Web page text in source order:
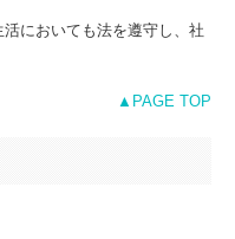
においても法を遵守し、社
▲PAGE TOP